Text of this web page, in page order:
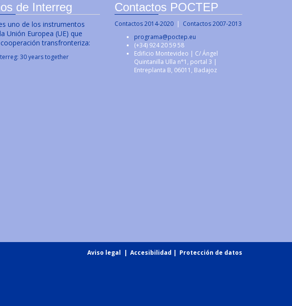
de Interreg
uno de los instrumentos
Unión Europea (UE) que
transfronteriza:
Contactos POCTEP
Contactos 2014-2020| Contactos 2007-2013
programa@poctep.eu
(+34) 924 20 59 58
Edificio Montevideo | C/ Ángel
Quintanilla Ulla n°1, portal 3 |
Entreplanta B, 06011, Badajoz
Aviso legal | Accesibilidad | Protección de datos